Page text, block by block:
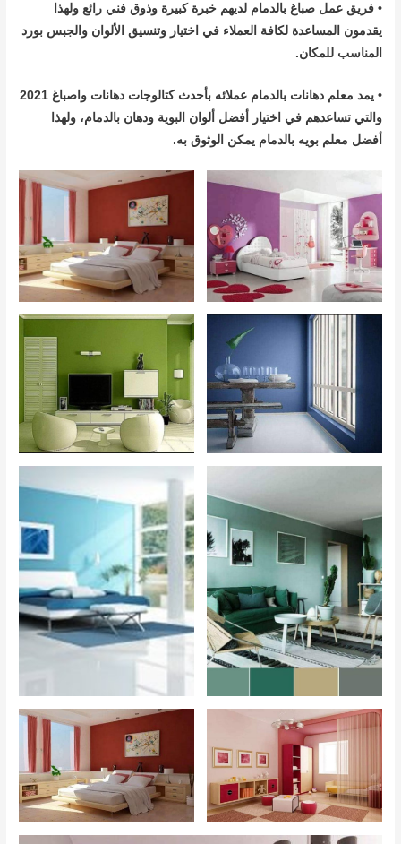
• فريق عمل صباغ بالدمام لديهم خبرة كبيرة وذوق فني رائع ولهذا
يقدمون المساعدة لكافة العملاء في اختيار وتنسيق الألوان والجبس بورد
المناسب للمكان.
• يمد معلم دهانات بالدمام عملائه بأحدث كتالوجات دهانات واصباغ 2021
والتي تساعدهم في اختيار أفضل ألوان البوية ودهان بالدمام، ولهذا
أفضل معلم بويه بالدمام يمكن الوثوق به.